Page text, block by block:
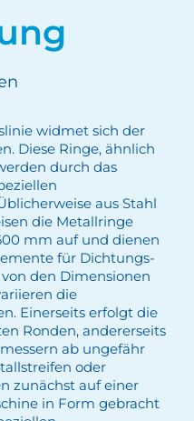
widmet sich der
Diese Ringe, ähnlich
durch das
aus Stahl
die Metallringe
mm auf und dienen
für Dichtungs-
den Dimensionen
die
Einerseits erfolgt die
Ronden, andererseits
ab ungefähr
oder
zunächst auf einer
in Form gebracht